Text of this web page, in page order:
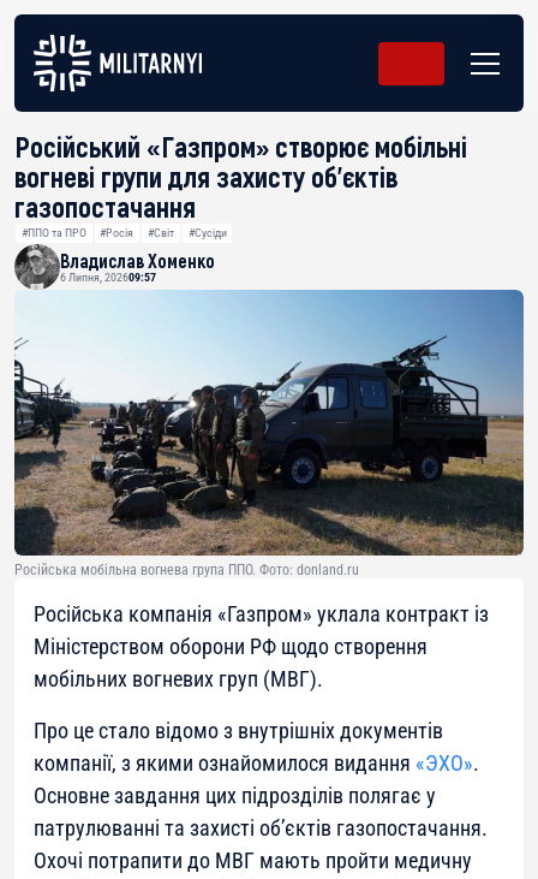
Російський «Газпром» створює мобільні
вогневі групи для захисту об’єктів
газопостачання
#ППО та ПРО #Росія #Світ #Сусіди
Владислав Хоменко
6 Липня, 202609:57
Російська мобільна вогнева група ППО. Фото: donland.ru
Російська компанія «Газпром» уклала контракт із
Міністерством оборони РФ щодо створення
мобільних вогневих груп (МВГ).
Про це стало відомо з внутрішніх документів
компанії, з якими ознайомилося видання «ЭХО».
Основне завдання цих підрозділів полягає у
патрулюванні та захисті об’єктів газопостачання.
Охочі потрапити до МВГ мають пройти медичну